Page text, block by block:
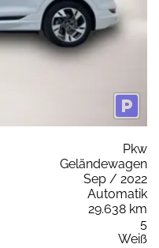
Pkw
Geländewagen
Sep / 2022
Automatik
29.638 km
5
Weiß